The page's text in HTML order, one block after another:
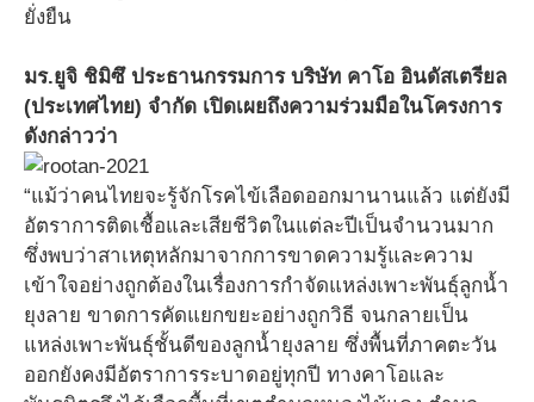
ยั่งยืน
มร.ยูจิ ชิมิซึ ประธานกรรมการ บริษัท คาโอ อินดัสเตรียล
(ประเทศไทย) จำกัด เปิดเผยถึงความร่วมมือในโครงการ
ดังกล่าวว่า
“แม้ว่าคนไทยจะรู้จักโรคไข้เลือดออกมานานแล้ว แต่ยังมี
อัตราการติดเชื้อและเสียชีวิตในแต่ละปีเป็นจำนวนมาก
ซึ่งพบว่าสาเหตุหลักมาจากการขาดความรู้และความ
เข้าใจอย่างถูกต้องในเรื่องการกำจัดแหล่งเพาะพันธุ์ลูกน้ำ
ยุงลาย ขาดการคัดแยกขยะอย่างถูกวิธี จนกลายเป็น
แหล่งเพาะพันธุ์ชั้นดีของลูกน้ำยุงลาย ซึ่งพื้นที่ภาคตะวัน
ออกยังคงมีอัตราการระบาดอยู่ทุกปี ทางคาโอและ